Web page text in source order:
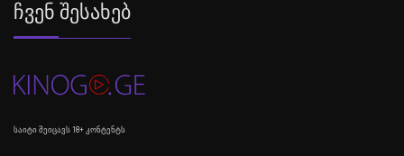
Ჩვენ Შესახებ
საიტი შეიცავს 18+ კონტენტს